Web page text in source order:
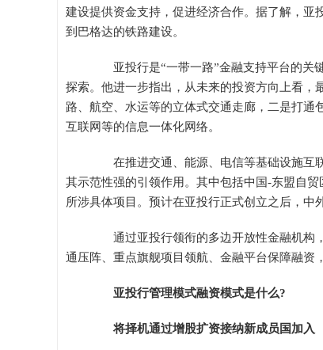
建设提供资金支持，促进经济合作。据了解，亚
到巴格达的铁路建设。
亚投行是“一带一路”金融支持平台的关键
探索。他进一步指出，从未来的投资方向上看，
路、航空、水运等的立体式交通走廊，二是打通
互联网等的信息一体化网络。
在推进交通、能源、电信等基础设施互联
其示范性强的引领作用。其中包括中国-东盟自
所涉具体项目。预计在亚投行正式创立之后，中
通过亚投行领衔的多边开放性金融机构，
通压阵、重点旗舰项目领航、金融平台保障融资
亚投行管理模式融资模式是什么?
将择机通过增股扩资接纳新成员国加入